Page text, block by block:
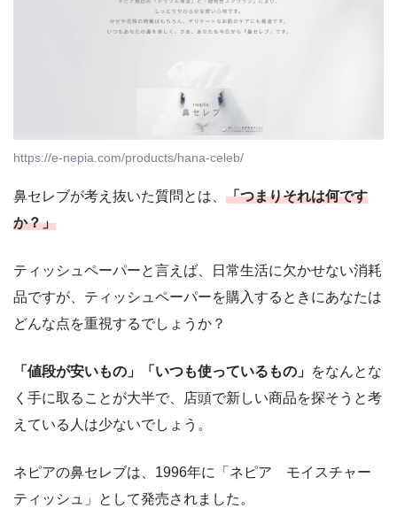
https://e-nepia.com/products/hana-celeb/
鼻セレブが考え抜いた質問とは、 「つまりそれは何です
か？」
ティッシュペーパーと言えば、日常生活に欠かせない消耗
品ですが、ティッシュペーパーを購入するときにあなたは
どんな点を重視するでしょうか？
「値段が安いもの」「いつも使っているもの」 をなんとな
く手に取ることが大半で、店頭で新しい商品を探そうと考
えている人は少ないでしょう。
ネピアの鼻セレブは、1996年に「ネピア モイスチャー
ティッシュ」として発売されました。